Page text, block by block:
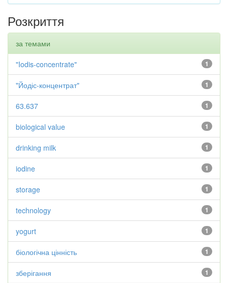
Розкриття
за темами
1
"Iodis-concentrate"
1
"Йодіс-концентрат"
1
63.637
1
biological value
1
drinking milk
1
iodine
1
storage
1
technology
1
yogurt
1
біологічна цінність
1
зберігання